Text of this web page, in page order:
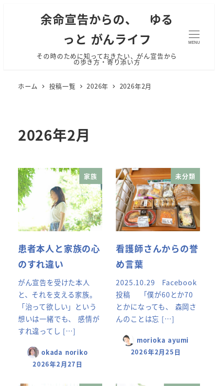
余命宣告からの、 ゆる
っと がんライフ
その時のために知っておきたい、がん宣告から
の歩き方・寄り添い方
MENU
ホーム 投稿一覧 2026年 2026年2月
2026年2月
家族
患者本人と家族の心
のすれ違い
がん宣告を受けた本人
と、それを支える家族。
「治って欲しい」という
想いは一緒でも、 感情が
すれ違ってし […]
okada noriko
2026年2月27日
未分類
看護師さんからの誉
め言葉
2025.10.29 Facebook
投稿 「僕が60とか70
とかになっても、 森岡さ
んのことは忘 […]
morioka ayumi
2026年2月25日